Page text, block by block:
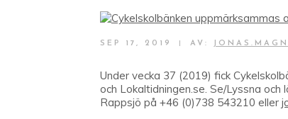
SEP 17, 2019 AV:
Under vecka 37 (2019) fick
och Lokaltidningen.se. Se/Lyssna
Rappsjö på +46 (0)738 543210 eller